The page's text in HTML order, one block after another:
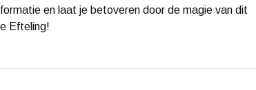
en laat je betoveren door de magie van dit
Efteling!